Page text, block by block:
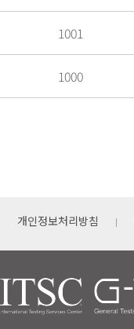
1001
1000
개인정보처리방침